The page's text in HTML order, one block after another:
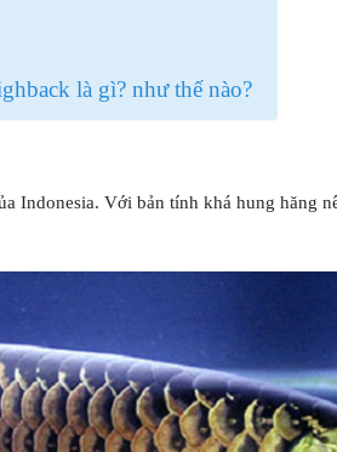
là gì? như thế nào?
Indonesia. Với bản tính khá hung hăng